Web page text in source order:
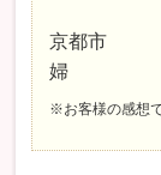
京都市
婦
※お客様の感想